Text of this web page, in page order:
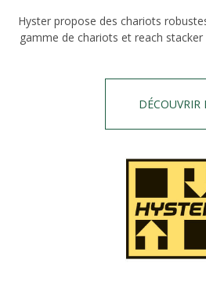
Hyster propose des chariots
gamme de chariots et reach stacker
DÉCOUVRIR